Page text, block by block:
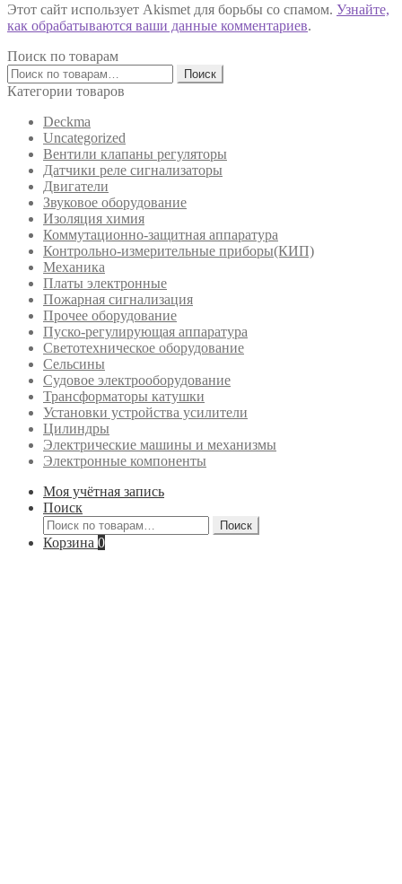
Этот сайт использует Akismet для борьбы со спамом. Узнайте,
как обрабатываются ваши данные комментариев.
Поиск по товарам
Искать:
Поиск
Категории товаров
Deckma
Uncategorized
Вентили клапаны регуляторы
Датчики реле сигнализаторы
Двигатели
Звуковое оборудование
Изоляция химия
Коммутационно-защитная аппаратура
Контрольно-измерительные приборы(КИП)
Механика
Платы электронные
Пожарная сигнализация
Прочее оборудование
Пуско-регулирующая аппаратура
Светотехническое оборудование
Сельсины
Судовое электрооборудование
Трансформаторы катушки
Установки устройства усилители
Цилиндры
Электрические машины и механизмы
Электронные компоненты
Моя учётная запись
Поиск
Искать:
Поиск
Корзина 0